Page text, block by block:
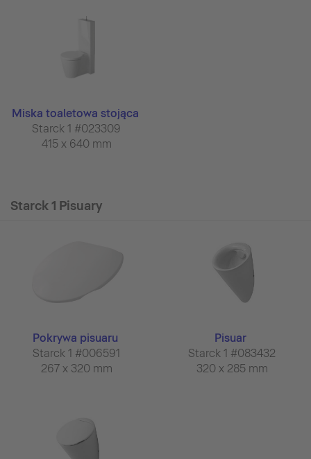
Miska toaletowa stojąca
Starck 1 #023309
415 x 640 mm
Starck 1 Pisuary
Pokrywa pisuaru
Starck 1 #006591
267 x 320 mm
Pisuar
Starck 1 #083432
320 x 285 mm